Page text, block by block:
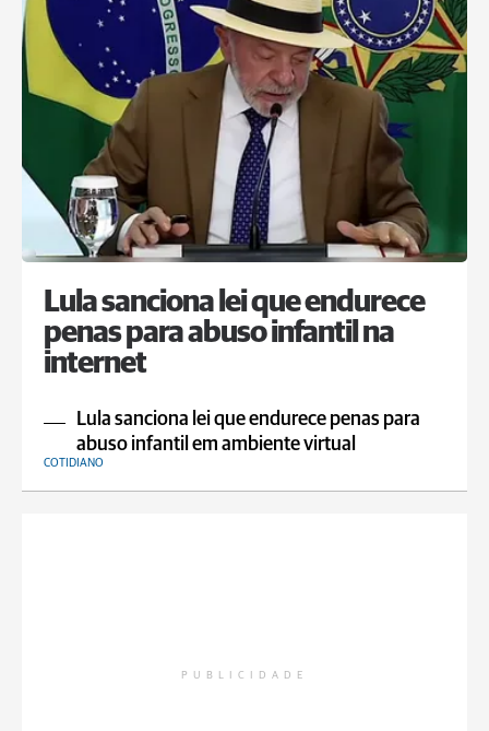
Lula sanciona lei que endurece
penas para abuso infantil na
internet
Lula sanciona lei que endurece penas para
abuso infantil em ambiente virtual
COTIDIANO
PUBLICIDADE